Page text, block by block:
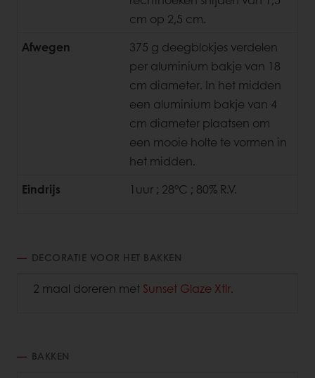
cm op 2,5 cm.
Afwegen
375 g deegblokjes verdelen
per aluminium bakje van 18
cm diameter. In het midden
een aluminium bakje van 4
cm diameter plaatsen om
een mooie holte te vormen in
het midden.
Eindrijs
1uur ; 28°C ; 80% R.V.
DECORATIE VOOR HET BAKKEN
2 maal doreren met Sunset Glaze Xtlr.
BAKKEN